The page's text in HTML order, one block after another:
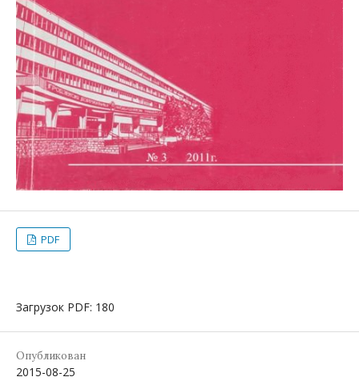
PDF
Загрузок PDF: 180
Опубликован
2015-08-25